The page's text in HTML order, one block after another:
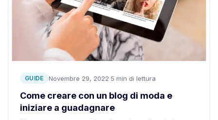
GUIDE Novembre 29, 2022·5 min di lettura
Come creare con un blog di moda e
iniziare a guadagnare